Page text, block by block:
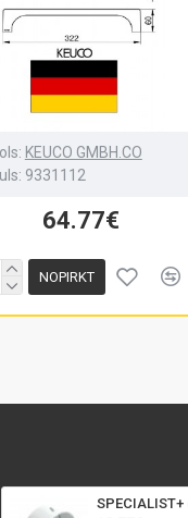
KEUCO GMBH.CO
9331112
64.77€
NOPIRKT